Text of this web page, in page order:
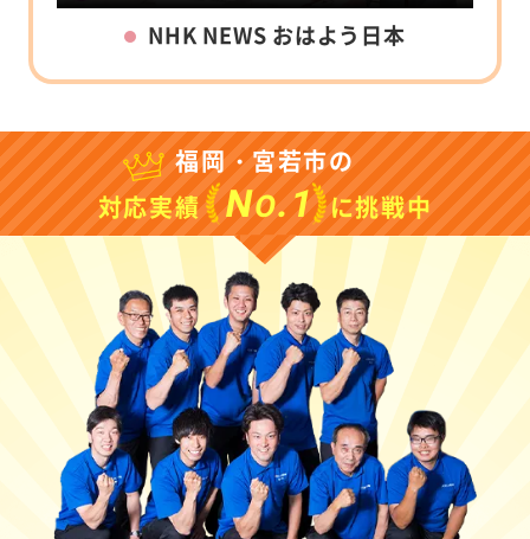
NHK NEWS おはよう日本
福岡・宮若市の
対応実績
NO.1 に挑戦中